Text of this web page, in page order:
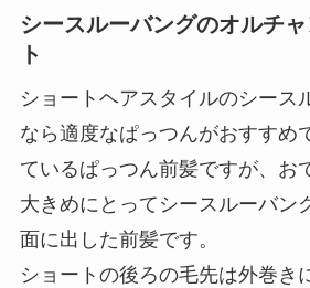
シースルーバングのオルチ
ト
ショートヘアスタイルのシース
なら適度なぱっつんがおすすめ
ているぱっつん前髪ですが、お
大きめにとってシースルーバン
面に出した前髪です。
ショートの後ろの毛先は外巻き